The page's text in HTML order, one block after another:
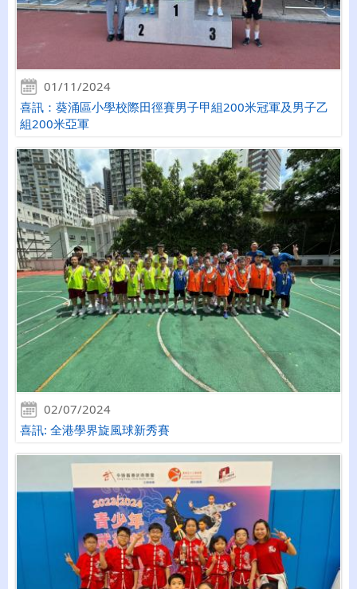
01/11/2024
喜訊：葵涌區小學校際田徑賽男子甲組200米冠軍及男子乙
組200米亞軍
02/07/2024
喜訊: 全港學界旋風球新秀賽